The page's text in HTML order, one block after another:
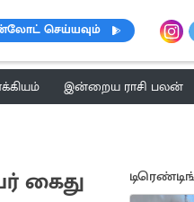
செய்யவும்
இன்றைய ராசி பலன்
கைது